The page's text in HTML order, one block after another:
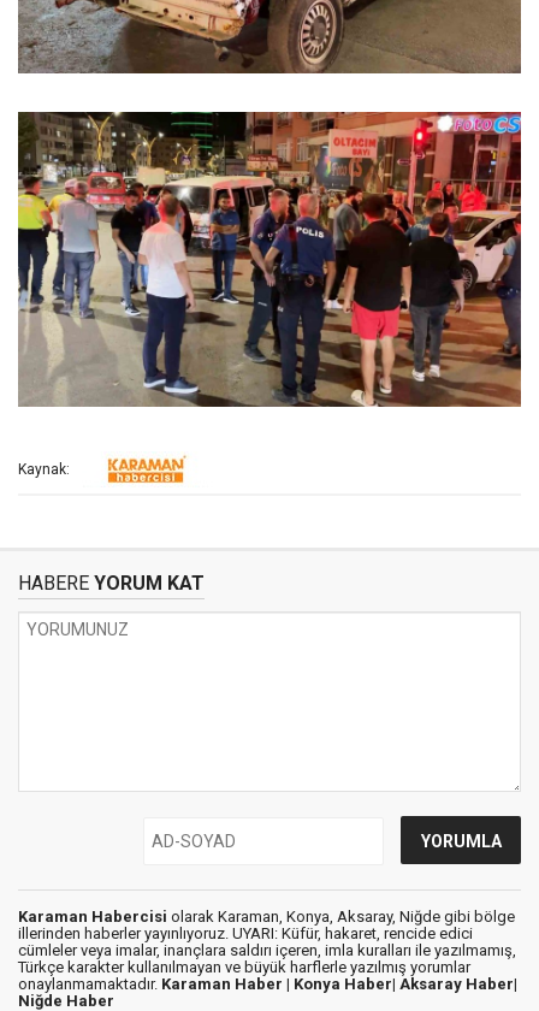
Kaynak:
HABERE YORUM KAT
Karaman Habercisi olarak Karaman, Konya, Aksaray, Niğde gibi bölge
illerinden haberler yayınlıyoruz. UYARI: Küfür, hakaret, rencide edici
cümleler veya imalar, inançlara saldırı içeren, imla kuralları ile yazılmamış,
Türkçe karakter kullanılmayan ve büyük harflerle yazılmış yorumlar
onaylanmamaktadır. Karaman Haber | Konya Haber| Aksaray Haber|
Niğde Haber